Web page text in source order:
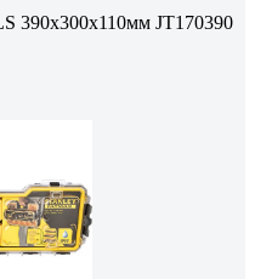
390x300x110мм JT170390